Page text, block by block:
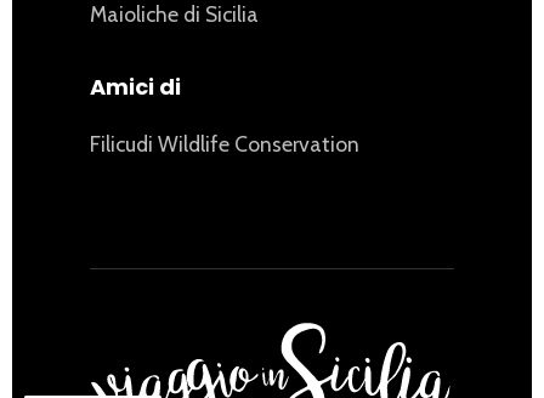
Maioliche di Sicilia
Amici di
Filicudi Wildlife Conservation